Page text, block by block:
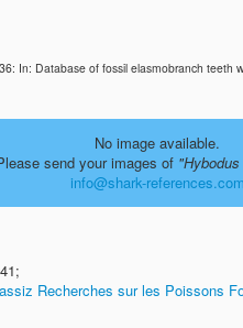
In: Database of fossil elasmobranch teeth
No image available.
send your images of
info@shark-
Recherches sur les Poissons